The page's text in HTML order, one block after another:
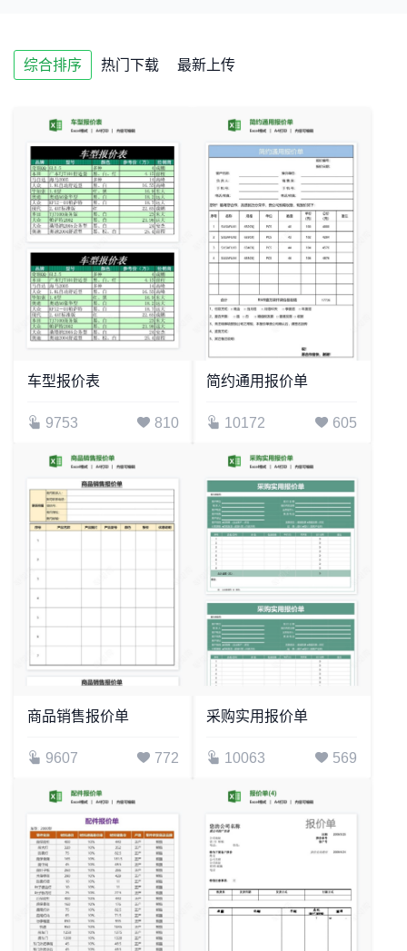
综合排序 热门下载 最新上传
车型报价表
9753 810
简约通用报价单
10172 605
商品销售报价单
9607 772
采购实用报价单
10063 569